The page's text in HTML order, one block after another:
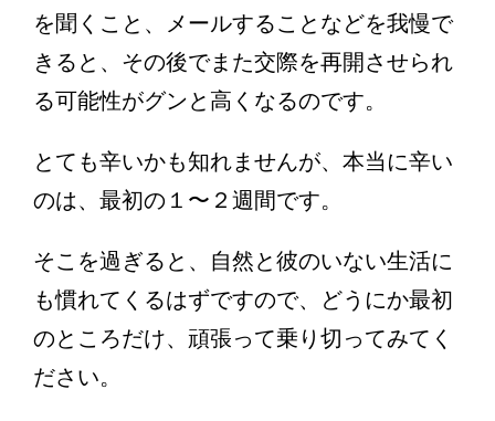
を聞くこと、メールすることなどを我慢で
きると、その後でまた交際を再開させられ
る可能性がグンと高くなるのです。
とても辛いかも知れませんが、本当に辛い
のは、最初の１〜２週間です。
そこを過ぎると、自然と彼のいない生活に
も慣れてくるはずですので、どうにか最初
のところだけ、頑張って乗り切ってみてく
ださい。